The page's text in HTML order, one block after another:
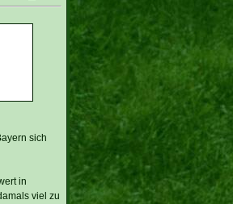
sich
in
viel zu